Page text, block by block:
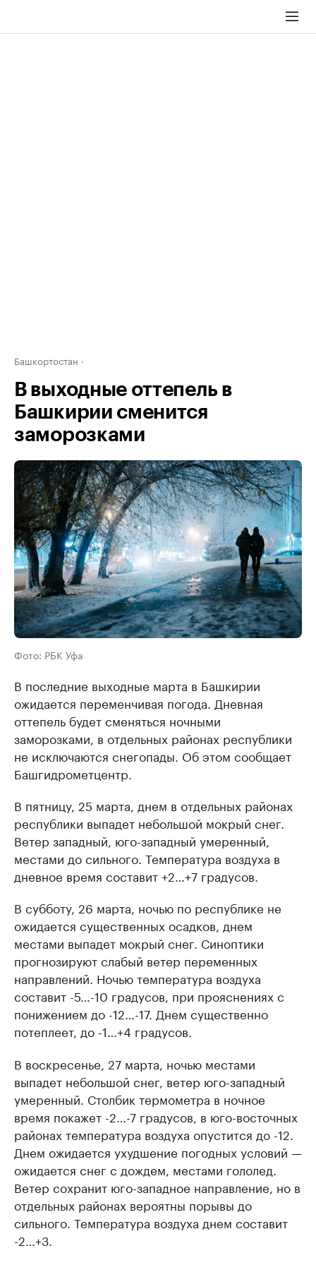
Башкортостан
В выходные оттепель в
Башкирии сменится
заморозками
Фото: РБК Уфа
В последние выходные марта в Башкирии
ожидается переменчивая погода. Дневная
оттепель будет сменяться ночными
заморозками, в отдельных районах республики
не исключаются снегопады. Об этом сообщает
Башгидрометцентр.
В пятницу, 25 марта, днем в отдельных районах
республики выпадет небольшой мокрый снег.
Ветер западный, юго-западный умеренный,
местами до сильного. Температура воздуха в
дневное время составит +2…+7 градусов.
В субботу, 26 марта, ночью по республике не
ожидается существенных осадков, днем
местами выпадет мокрый снег. Синоптики
прогнозируют слабый ветер переменных
направлений. Ночью температура воздуха
составит -5…-10 градусов, при прояснениях с
понижением до -12…-17. Днем существенно
потеплеет, до -1…+4 градусов.
В воскресенье, 27 марта, ночью местами
выпадет небольшой снег, ветер юго-западный
умеренный. Столбик термометра в ночное
время покажет -2…-7 градусов, в юго-восточных
районах температура воздуха опустится до -12.
Днем ожидается ухудшение погодных условий —
ожидается снег с дождем, местами гололед.
Ветер сохранит юго-западное направление, но в
отдельных районах вероятны порывы до
сильного. Температура воздуха днем составит
-2…+3.